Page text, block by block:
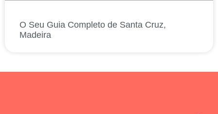
O Seu Guia Completo de Santa Cruz,
Madeira